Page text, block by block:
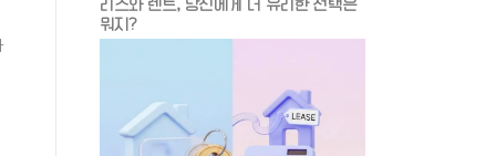
리스와 렌트, 당신에게 더 유리한 선택은
뭐지?